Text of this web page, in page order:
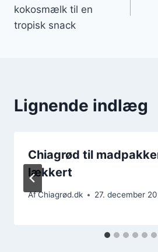
kokosmælk til en
tropisk snack
Lignende indlæg
Chiagrød til
lækkert
AfChiagrød.dk 27. december